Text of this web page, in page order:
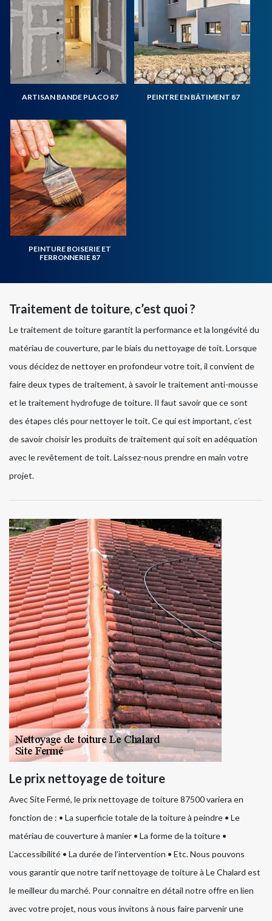
ARTISAN BANDE PLACO 87 PEINTRE EN BÂTIMENT 87
PEINTURE BOISERIE ET
FERRONNERIE 87
Traitement de toiture, c’est quoi ?
Le traitement de toiture garantit la performance et la longévité du
matériau de couverture, par le biais du nettoyage de toit. Lorsque
vous décidez de nettoyer en profondeur votre toit, il convient de
faire deux types de traitement, à savoir le traitement anti-mousse
et le traitement hydrofuge de toiture. Il faut savoir que ce sont
des étapes clés pour nettoyer le toit. Ce qui est important, c’est
de savoir choisir les produits de traitement qui soit en adéquation
avec le revêtement de toit. Laissez-nous prendre en main votre
projet.
Le prix nettoyage de toiture
Avec Site Fermé, le prix nettoyage de toiture 87500 variera en
fonction de : • La superficie totale de la toiture à peindre • Le
matériau de couverture à manier • La forme de la toiture •
L’accessibilité • La durée de l’intervention • Etc. Nous pouvons
vous garantir que notre tarif nettoyage de toiture à Le Chalard est
le meilleur du marché. Pour connaitre en détail notre offre en lien
avec votre projet, nous vous invitons à nous faire parvenir une